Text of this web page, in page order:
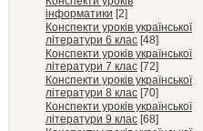
інформатики [2]
Конспекти уроків української
літератури 6 клас [48]
Конспекти уроків української
літератури 7 клас [72]
Конспекти уроків української
літератури 8 клас [70]
Конспекти уроків української
літератури 9 клас [68]